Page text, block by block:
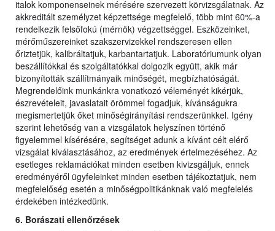
italok komponenseinek mérésére szervezett körvizsgálatnak. Az
akkreditált személyzet képzettsége megfelelő, több mint 60%-a
rendelkezik felsőfokú (mérnök) végzettséggel. Eszközeinket,
mérőműszereinket szakszervizekkel rendszeresen ellen
őriztetjük, kalibráltatjuk, karbantartatjuk. Laboratóriumunk olyan
beszállítókkal és szolgáltatókkal dolgozik együtt, akik már
bizonyították szállítmányaik minőségét, megbízhatóságát.
Megrendelőink munkánkra vonatkozó véleményét kikérjük,
észrevételeit, javaslatait örömmel fogadjuk, kívánságukra
megismertetjük őket minőségirányítási rendszerünkkel. Igény
szerint lehetőség van a vizsgálatok helyszínen történő
figyelemmel kísérésére, segítséget adunk a kívánt célt elérő
vizsgálat kiválasztásához, az eredmények értelmezéséhez. Az
esetleges reklamációkat minden esetben kivizsgáljuk, ennek
eredményéről ügyfeleinket minden esetben tájékoztatjuk, nem
megfelelőség esetén a minőségpolitikánknak való megfelelés
érdekében intézkedünk.
6. Borászati ellenőrzések